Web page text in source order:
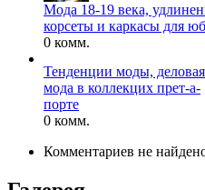
Мода 18-19 века,
корсеты и каркасы для
0 комм.
Тенденции моды, деловая
мода в коллекцих прет-а-
порте
0 комм.
Комментариев не